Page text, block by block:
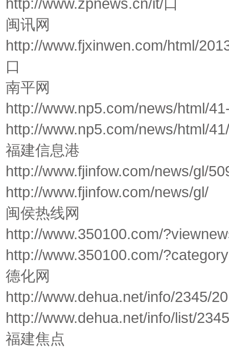
闽讯网
http://www.fjxinwen.com/html/
口
南平网
http://www.np5.com/news/html/
http://www.np5.com/news/html/
福建信息港
http://www.fjinfow.com/news/gl/
http://www.fjinfow.com/news/gl/
闽侯热线网
http://www.350100.com/
http://www.350100.com/
德化网
http://www.dehua.net/info/2345/
http://www.dehua.net/info/list/
福建焦点